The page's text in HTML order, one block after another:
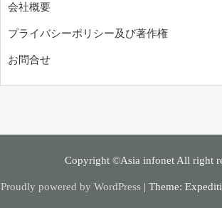
会社概要
プライバシーポリシー及び著作権
お問合せ
Copyright ©Asia infonet All right
Proudly powered by WordPress | Theme: